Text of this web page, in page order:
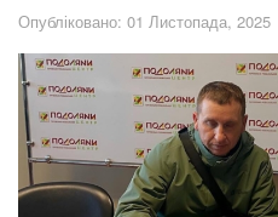
Опубліковано: 01 Листопада, 2025